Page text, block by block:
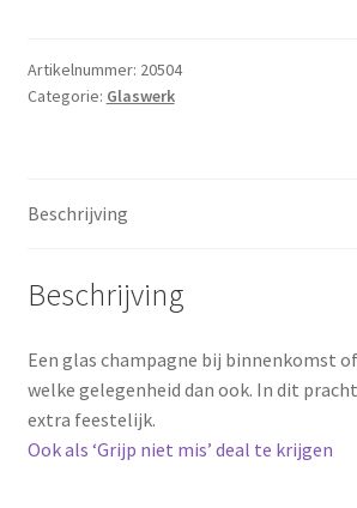
Artikelnummer: 20504
Categorie: Glaswerk
Beschrijving
Beschrijving
Een glas champagne bij binnenkomst
welke gelegenheid dan ook. In dit
extra feestelijk.
Ook als ‘Grijp niet mis’ deal te krijgen